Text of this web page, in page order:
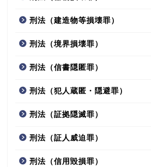
刑法（建造物等損壊罪）
刑法（境界損壊罪）
刑法（信書隠匿罪）
刑法（犯人蔵匿・隠避罪）
刑法（証拠隠滅罪）
刑法（証人威迫罪）
刑法（信用毀損罪）